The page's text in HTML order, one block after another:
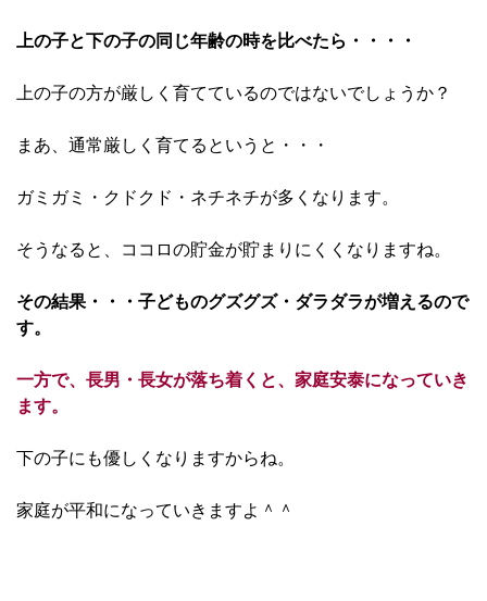
上の子と下の子の同じ年齢の時を比べたら・・・・
上の子の方が厳しく育てているのではないでしょうか？
まあ、通常厳しく育てるというと・・・
ガミガミ・クドクド・ネチネチが多くなります。
そうなると、ココロの貯金が貯まりにくくなりますね。
その結果・・・子どものグズグズ・ダラダラが増えるので
す。
一方で、長男・長女が落ち着くと、家庭安泰になっていき
ます。
下の子にも優しくなりますからね。
家庭が平和になっていきますよ＾＾